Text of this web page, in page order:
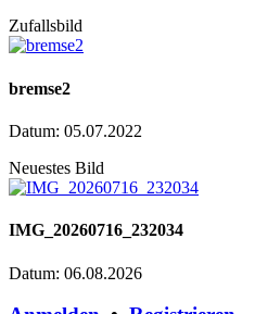
Zufallsbild
bremse2
Datum: 05.07.2022
Neuestes Bild
IMG_20260716_232034
Datum: 06.08.2026